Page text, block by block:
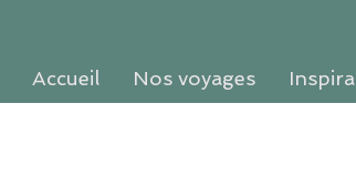
Accueil Nos voyages